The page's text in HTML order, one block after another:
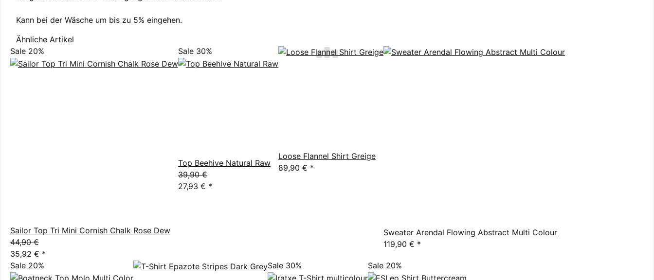
Kann bei der Wäsche um bis zu 5% eingehen.
Ähnliche Artikel
Sale 20%
Sailor Top Tri Mini Cornish Chalk Rose Dew
44,90 €
35,92 € *
Sale 30%
Top Beehive Natural Raw
39,90 €
27,93 € *
Loose Flannel Shirt Greige
89,90 € *
Sweater Arendal Flowing Abstract Multi Colour
119,90 € *
Sale 20% Sale 30% Sale 20%